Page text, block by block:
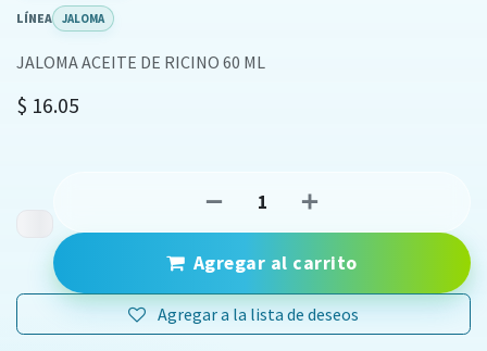
LÍNEA JALOMA
JALOMA ACEITE DE RICINO 60 ML
$ 16.05
Agregar al carrito
Agregar a la lista de deseos